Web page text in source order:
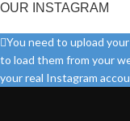
OUR INSTAGRAM
You need to upload
to load them from your
your real Instagram